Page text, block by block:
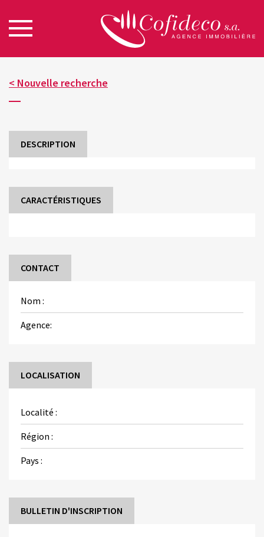
< Nouvelle recherche
DESCRIPTION
CARACTÉRISTIQUES
CONTACT
Nom :
Agence:
LOCALISATION
Localité :
Région :
Pays :
BULLETIN D'INSCRIPTION